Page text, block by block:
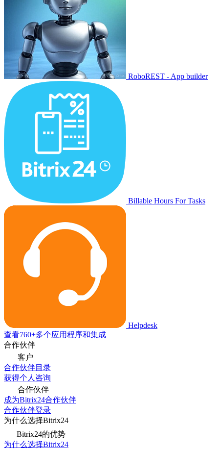
RoboREST - App builder
Billable Hours For Tasks
Helpdesk
查看760+多个应用程序和集成
合作伙伴
客户
合作伙伴目录
获得个人咨询
合作伙伴
成为Bitrix24合作伙伴
合作伙伴登录
为什么选择Bitrix24
Bitrix24的优势
为什么选择Bitrix24